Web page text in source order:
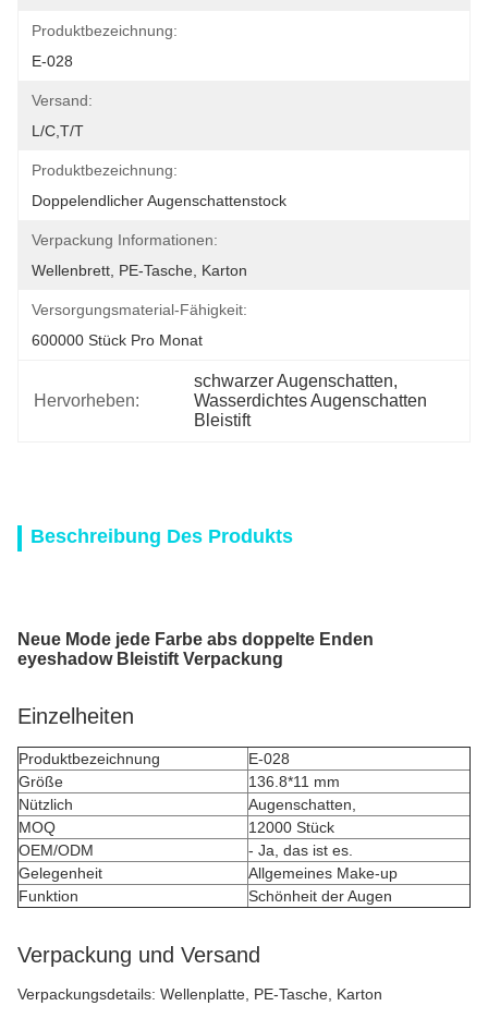
Produktbezeichnung:
E-028
Versand:
L/C,T/T
Produktbezeichnung:
Doppelendlicher Augenschattenstock
Verpackung Informationen:
Wellenbrett, PE-Tasche, Karton
Versorgungsmaterial-Fähigkeit:
600000 Stück Pro Monat
Hervorheben:
schwarzer Augenschatten,
Wasserdichtes Augenschatten
Bleistift
Beschreibung Des Produkts
Neue Mode jede Farbe abs doppelte Enden
eyeshadow Bleistift Verpackung
Einzelheiten
Produktbezeichnung
E-028
Größe
136.8*11 mm
Nützlich
Augenschatten,
MOQ
12000 Stück
OEM/ODM
- Ja, das ist es.
Gelegenheit
Allgemeines Make-up
Funktion
Schönheit der Augen
Verpackung und Versand
Verpackungsdetails: Wellenplatte, PE-Tasche, Karton